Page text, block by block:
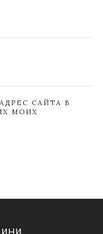
САЙТА В
МОИХ